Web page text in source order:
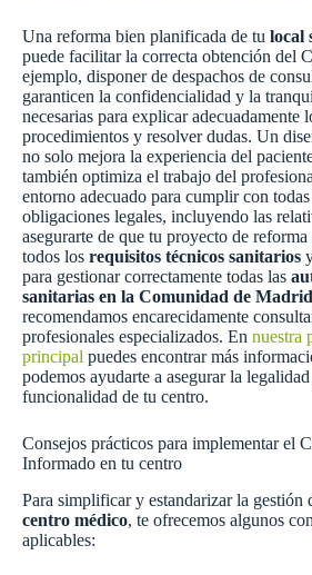
Una reforma bien planificada de tu local
puede facilitar la correcta obtención del
ejemplo, disponer de despachos de
garanticen la confidencialidad y la
necesarias para explicar adecuadamente
procedimientos y resolver dudas. Un
no solo mejora la experiencia del
también optimiza el trabajo del
entorno adecuado para cumplir con
obligaciones legales, incluyendo las
asegurarte de que tu proyecto de
todos los requisitos técnicos sanitarios
para gestionar correctamente todas las
sanitarias en la Comunidad de Madrid
recomendamos encarecidamente
profesionales especializados. En nuestra
principal puedes encontrar más
podemos ayudarte a asegurar la
funcionalidad de tu centro.
Consejos prácticos para implementar el
Informado en tu centro
Para simplificar y estandarizar la gestión
centro médico, te ofrecemos algunos
aplicables: